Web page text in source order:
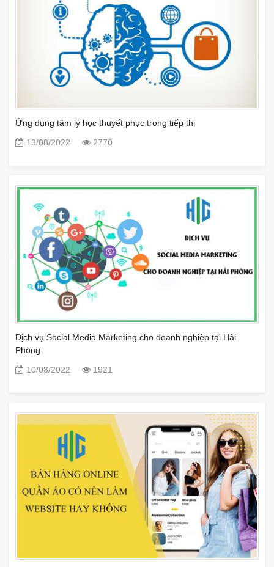
Ứng dụng tâm lý học thuyết phục trong tiếp thị
13/08/2022
2770
Dịch vụ Social Media Marketing cho doanh nghiệp tại Hải
Phòng
10/08/2022
1921